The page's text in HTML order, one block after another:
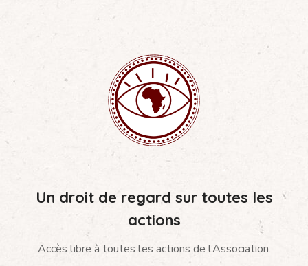
Un droit de regard sur toutes les
actions
Accès libre à toutes les actions de l’Association.